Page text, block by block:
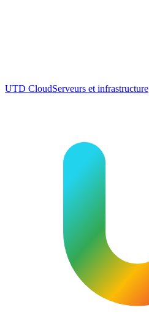
UTD CloudServeurs et infrastructure